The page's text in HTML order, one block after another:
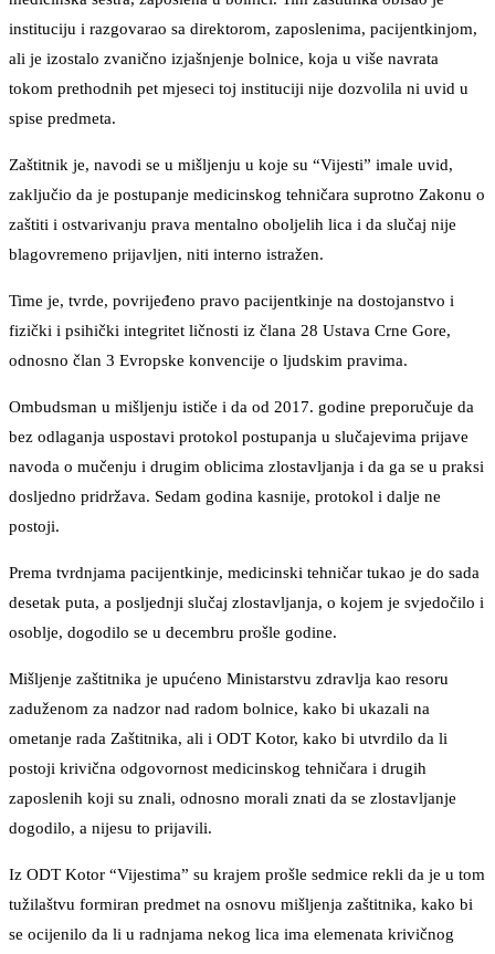
instituciju i razgovarao sa direktorom, zaposlenima, pacijentkinjom,
ali je izostalo zvanično izjašnjenje bolnice, koja u više navrata
tokom prethodnih pet mjeseci toj instituciji nije dozvolila ni uvid u
spise predmeta.
Zaštitnik je, navodi se u mišljenju u koje su “Vijesti” imale uvid,
zaključio da je postupanje medicinskog tehničara suprotno Zakonu o
zaštiti i ostvarivanju prava mentalno oboljelih lica i da slučaj nije
blagovremeno prijavljen, niti interno istražen.
Time je, tvrde, povrijeđeno pravo pacijentkinje na dostojanstvo i
fizički i psihički integritet ličnosti iz člana 28 Ustava Crne Gore,
odnosno član 3 Evropske konvencije o ljudskim pravima.
Ombudsman u mišljenju ističe i da od 2017. godine preporučuje da
bez odlaganja uspostavi protokol postupanja u slučajevima prijave
navoda o mučenju i drugim oblicima zlostavljanja i da ga se u praksi
dosljedno pridržava. Sedam godina kasnije, protokol i dalje ne
postoji.
Prema tvrdnjama pacijentkinje, medicinski tehničar tukao je do sada
desetak puta, a posljednji slučaj zlostavljanja, o kojem je svjedočilo i
osoblje, dogodilo se u decembru prošle godine.
Mišljenje zaštitnika je upućeno Ministarstvu zdravlja kao resoru
zaduženom za nadzor nad radom bolnice, kako bi ukazali na
ometanje rada Zaštitnika, ali i ODT Kotor, kako bi utvrdilo da li
postoji krivična odgovornost medicinskog tehničara i drugih
zaposlenih koji su znali, odnosno morali znati da se zlostavljanje
dogodilo, a nijesu to prijavili.
Iz ODT Kotor “Vijestima” su krajem prošle sedmice rekli da je u tom
tužilaštvu formiran predmet na osnovu mišljenja zaštitnika, kako bi
se ocijenilo da li u radnjama nekog lica ima elemenata krivičnog